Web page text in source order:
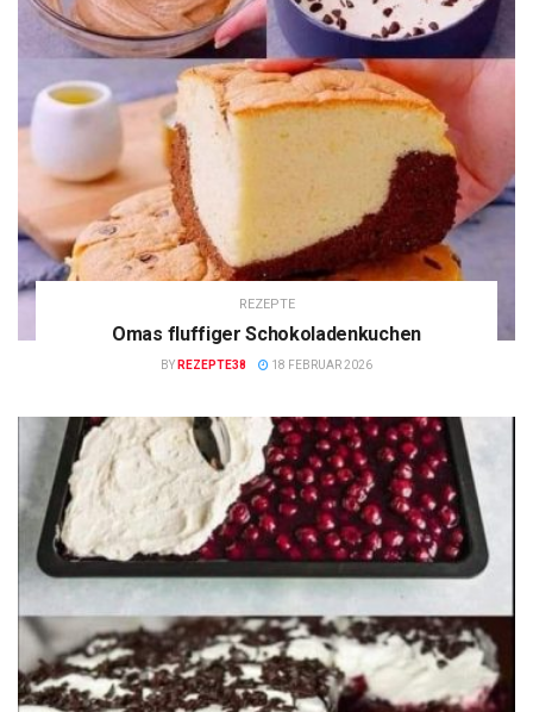
REZEPTE
Omas fluffiger Schokoladenkuchen
BY REZEPTE38 18 FEBRUAR 2026